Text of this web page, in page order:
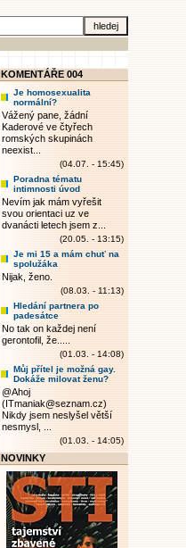
KOMENTÁŘE 004
Je homosexualita
normální?
Vážený pane, žádní
Kaderové ve čtyřech
romských skupinách
neexist...
(04.07. - 15:45)
Poradna tématu
intimnosti úvod
Nevím jak mám vyřešit
svou orientaci uz ve
dvanácti letech jsem z...
(20.05. - 13:15)
Je mi 15 a mám chuť na
spolužáka
Nijak, ženo.
(08.03. - 11:13)
Hledání partnera po
padesátce
No tak on každej není
gerontofil, že.....
(01.03. - 14:08)
Můj přítel je možná gay.
Dokáže milovat ženu?
@Ahoj
(ITmaniak@seznam.cz)
Nikdy jsem neslyšel větší
nesmysl, ...
(01.03. - 14:05)
NOVINKY